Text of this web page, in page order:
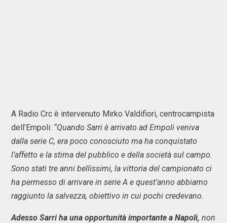
A Radio Crc è intervenuto Mirko Valdifiori, centrocampista
dell’Empoli: “Quando Sarri è arrivato ad Empoli veniva
dalla serie C, era poco conosciuto ma ha conquistato
l’affetto e la stima del pubblico e della società sul campo.
Sono stati tre anni bellissimi, la vittoria del campionato ci
ha permesso di arrivare in serie A e quest’anno abbiamo
raggiunto la salvezza, obiettivo in cui pochi credevano.
Adesso Sarri ha una opportunità importante a Napoli, non